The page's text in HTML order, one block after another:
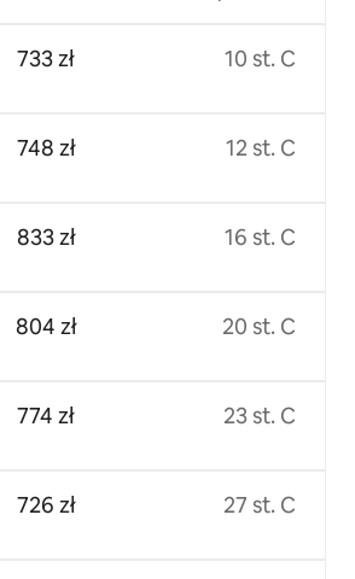
733 zł
748 zł
833 zł
804 zł
774 zł
726 zł
10 st. C
12 st. C
16 st. C
20 st. C
23 st. C
27 st. C